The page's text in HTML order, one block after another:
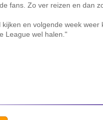
fans. Zo ver reizen en dan
en volgende week weer
League wel halen."